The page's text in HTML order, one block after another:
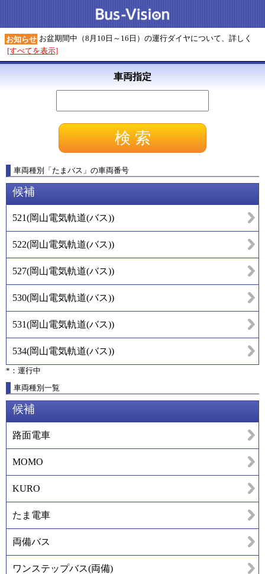
お知らせ お盆期間中（8月10日～16日）の運行ダイヤについて、詳しく
[すべてを表示]
車両指定
車両種別 「たまバス 」 の車両番号
候補
521(岡山電気軌道(バス))
522(岡山電気軌道(バス))
527(岡山電気軌道(バス))
530(岡山電気軌道(バス))
531(岡山電気軌道(バス))
534(岡山電気軌道(バス))
*：運行中
車両種別一覧
候補
路面電車
MOMO
KURO
たま電車
両備バス
ワンステップバス(両備)